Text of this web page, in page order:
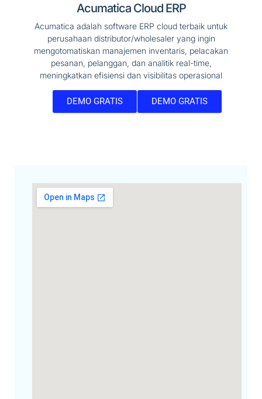
Acumatica Cloud ERP
Acumatica adalah software ERP cloud terbaik untuk
perusahaan distributor/wholesaler yang ingin
mengotomatiskan manajemen inventaris, pelacakan
pesanan, pelanggan, dan analitik real-time,
meningkatkan efisiensi dan visibilitas operasional
DEMO GRATIS DEMO GRATIS